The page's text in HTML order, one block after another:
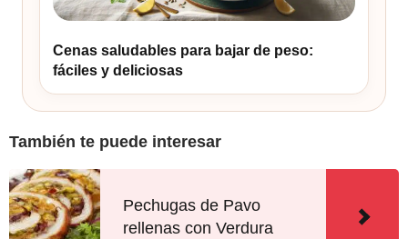
Cenas saludables para bajar de peso:
fáciles y deliciosas
También te puede interesar
Pechugas de Pavo
rellenas con Verdura